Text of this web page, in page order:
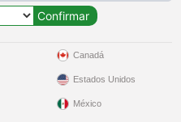
Canadá
Estados Unidos
México